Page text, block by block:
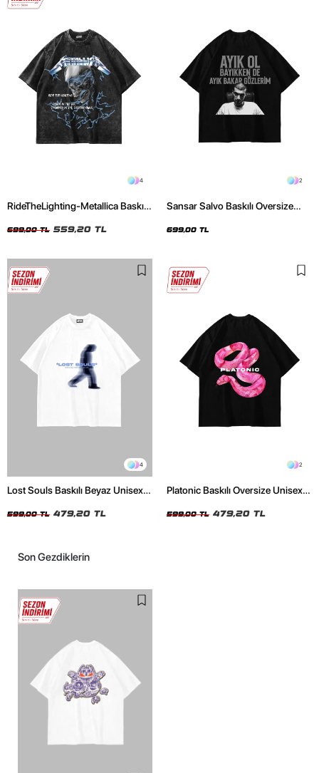
4
RideTheLighting-Metallica Baskılı
Tshirt
699,00 TL 559,20 TL
2
Sansar Salvo Baskılı Oversize
699,00 TL
4
Lost Souls Baskılı Beyaz Unisex
599,00 TL 479,20 TL
2
Platonic Baskılı Oversize Unisex
599,00 TL 479,20 TL
Son Gezdiklerin